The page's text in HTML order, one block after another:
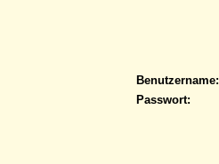
Benutzername:
Passwort: